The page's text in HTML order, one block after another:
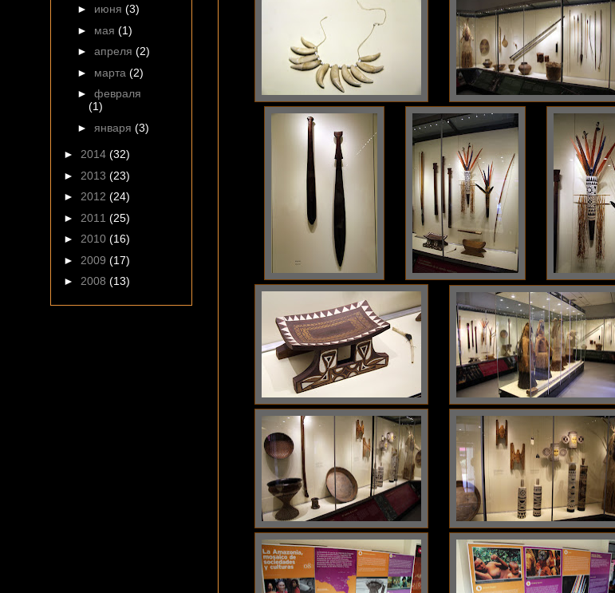
► июня (3)
► мая (1)
► апреля (2)
► марта (2)
► февраля
(1)
► января (3)
► 2014 (32)
► 2013 (23)
► 2012 (24)
► 2011 (25)
► 2010 (16)
► 2009 (17)
► 2008 (13)